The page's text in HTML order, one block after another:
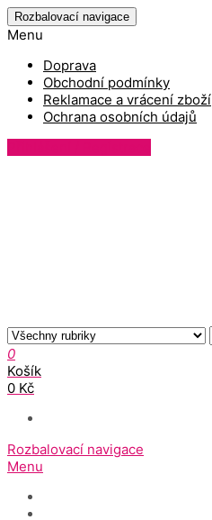
Rozbalovací navigace
Menu
Doprava
Obchodní podmínky
Reklamace a vrácení zboží
Ochrana osobních údajů
0
Košík
0 Kč
Rozbalovací navigace
Menu